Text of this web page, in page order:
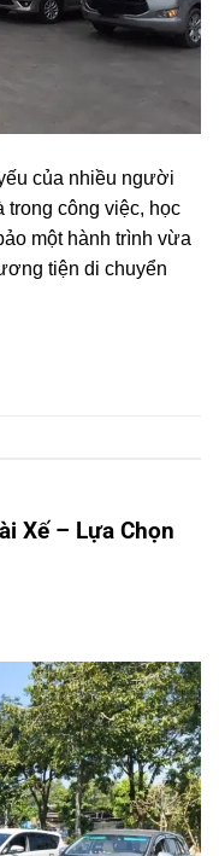
của nhiều người
trong công việc, học
một hành trình vừa
tiện di chuyển
Xế – Lựa Chọn